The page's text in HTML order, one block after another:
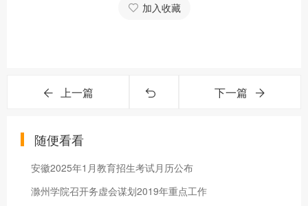
加入收藏
上一篇 下一篇
随便看看
安徽2025年1月教育招生考试月历公布
滁州学院召开务虚会谋划2019年重点工作